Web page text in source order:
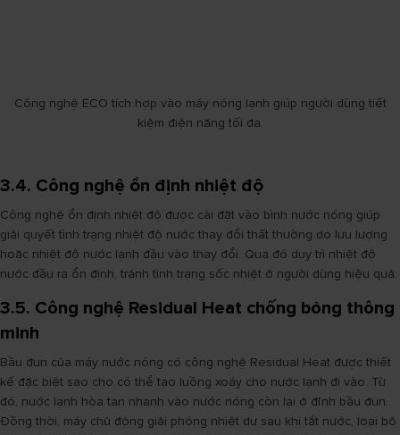
Công nghệ ECO tích hợp vào máy nóng lạnh giúp người dùng tiết
kiệm điện năng tối đa.
3.4. Công nghệ ổn định nhiệt độ
Công nghệ ổn định nhiệt độ được cài đặt vào bình nước nóng giúp
giải quyết tình trạng nhiệt độ nước thay đổi thất thường do lưu lượng
hoặc nhiệt độ nước lạnh đầu vào thay đổi. Qua đó duy trì nhiệt độ
nước đầu ra ổn định, tránh tình trạng sốc nhiệt ở người dùng hiệu quả.
3.5. Công nghệ Residual Heat chống bỏng thông
minh
Bầu đun của máy nước nóng có công nghệ Residual Heat được thiết
kế đặc biệt sao cho có thể tạo luồng xoáy cho nước lạnh đi vào. Từ
đó, nước lạnh hòa tan nhanh vào nước nóng còn lại ở đỉnh bầu đun.
Đồng thời, máy chủ động giải phóng nhiệt dư sau khi tắt nước, loại bỏ